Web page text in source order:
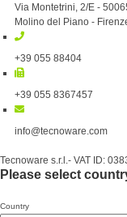
Via Montetrini, 2/E -
Molino del Piano -
+39 055 88404
+39 055 8367457
info@tecnoware.com
Tecnoware s.r.l.- VAT ID:
Please select
Country